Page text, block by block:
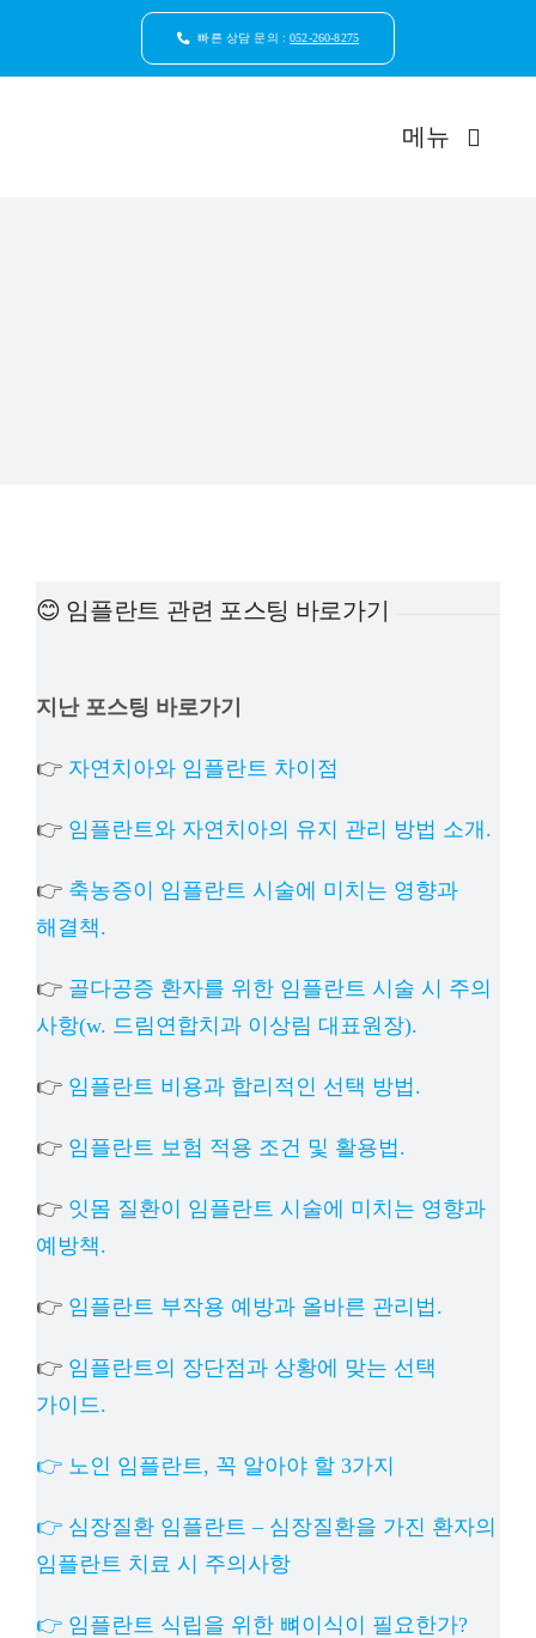
빠른 상담 문의 :052-260-8275
메뉴
😊 임플란트 관련 포스팅 바로가기
지난 포스팅 바로가기
👉 자연치아와 임플란트 차이점
👉 임플란트와 자연치아의 유지 관리 방법 소개.
👉 축농증이 임플란트 시술에 미치는 영향과
해결책.
👉 골다공증 환자를 위한 임플란트 시술 시 주의
사항(w. 드림연합치과 이상림 대표원장).
👉 임플란트 비용과 합리적인 선택 방법.
👉 임플란트 보험 적용 조건 및 활용법.
👉 잇몸 질환이 임플란트 시술에 미치는 영향과
예방책.
👉 임플란트 부작용 예방과 올바른 관리법.
👉 임플란트의 장단점과 상황에 맞는 선택
가이드.
👉 노인 임플란트, 꼭 알아야 할 3가지
👉 심장질환 임플란트 – 심장질환을 가진 환자의
임플란트 치료 시 주의사항
👉 임플란트 식립을 위한 뼈이식이 필요한가?